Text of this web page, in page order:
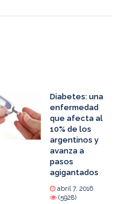
Diabetes: una
enfermedad
que afecta al
10% de los
argentinos y
avanza a
pasos
agigantados
abril 7, 2016
(5928)